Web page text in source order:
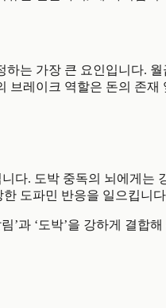
하는 가장 큰 요인입니다. 월
브레이크 역할은 돈의 존재
다. 도박 중독의 뇌에게는
도파민 반응을 일으킵니
’과 ‘도박’을 강하게 결합해